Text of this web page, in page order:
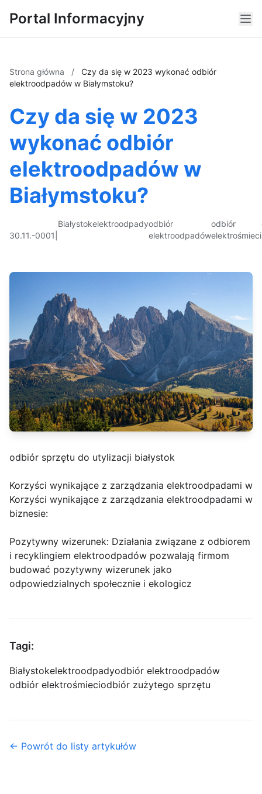
Portal Informacyjny
Strona główna /
Czy da się w 2023 wykonać odbiór
elektroodpadów w Białymstoku?
Czy da się w 2023
wykonać odbiór
elektroodpadów w
Białymstoku?
30.11.-0001
Białystokelektroodpadyodbiór
elektroodpadów
odbiór
elektrośmieci
odbiór sprzętu do utylizacji białystok
Korzyści wynikające z zarządzania elektroodpadami w
Korzyści wynikające z zarządzania elektroodpadami w
biznesie:
Pozytywny wizerunek: Działania związane z odbiorem
i recyklingiem elektroodpadów pozwalają firmom
budować pozytywny wizerunek jako
odpowiedzialnych społecznie i ekologicz
Tagi:
Białystokelektroodpadyodbiór elektroodpadów
odbiór elektrośmieciodbiór zużytego sprzętu
← Powrót do listy artykułów